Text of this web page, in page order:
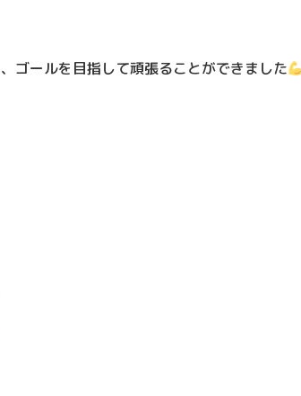
ゴールを目指して頑張ることができました